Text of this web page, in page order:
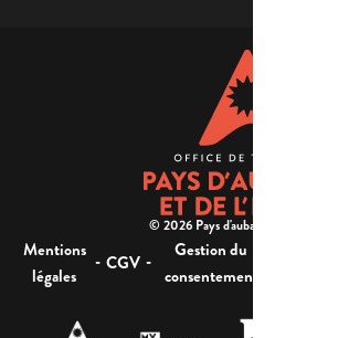
© 2026 Pays d'aubagne et de l'étoile -
Mentions
légales
- CGV -
Gestion du
consentement